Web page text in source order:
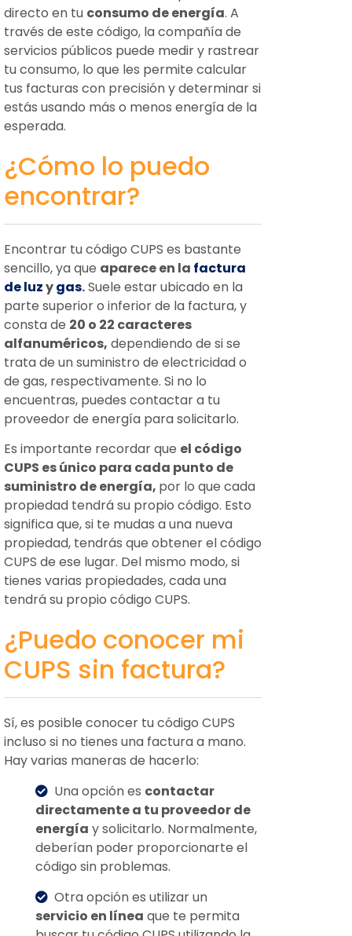
directo en tu consumo de energía. A
través de este código, la compañía de
servicios públicos puede medir y rastrear
tu consumo, lo que les permite calcular
tus facturas con precisión y determinar si
estás usando más o menos energía de la
esperada.
¿Cómo lo puedo
encontrar?
Encontrar tu código CUPS es bastante
sencillo, ya que aparece en la factura
de luzygas.Suele estar ubicado en la
parte superior o inferior de la factura, y
consta de 20 o 22 caracteres
alfanuméricos, dependiendo de si se
trata de un suministro de electricidad o
de gas, respectivamente. Si no lo
encuentras, puedes contactar a tu
proveedor de energía para solicitarlo.
Es importante recordar que el código
CUPS es único para cada punto de
suministro de energía, por lo que cada
propiedad tendrá su propio código. Esto
significa que, si te mudas a una nueva
propiedad, tendrás que obtener el código
CUPS de ese lugar. Del mismo modo, si
tienes varias propiedades, cada una
tendrá su propio código CUPS.
¿Puedo conocer mi
CUPS sin factura?
Sí, es posible conocer tu código CUPS
incluso si no tienes una factura a mano.
Hay varias maneras de hacerlo:
Una opción es contactar
directamente a tu proveedor de
energía y solicitarlo. Normalmente,
deberían poder proporcionarte el
código sin problemas.
Otra opción es utilizar un
servicio en línea que te permita